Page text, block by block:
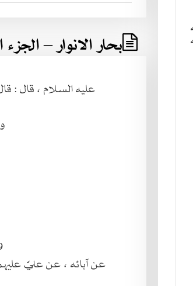
بحار الانوار –
عليه السلام ، قال :
عن آبائه ، عن عليّ